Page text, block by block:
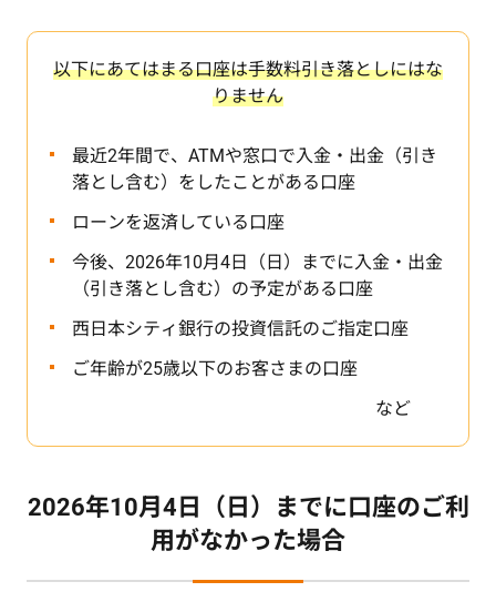
以下にあてはまる口座は手数料引き落としにはな
りません
最近2年間で、ATMや窓口で入金・出金（引き
落とし含む）をしたことがある口座
ローンを返済している口座
今後、2026年10月4日（日）までに入金・出金
（引き落とし含む）の予定がある口座
西日本シティ銀行の投資信託のご指定口座
ご年齢が25歳以下のお客さまの口座
など
2026年10月4日（日）までに口座のご利
用がなかった場合